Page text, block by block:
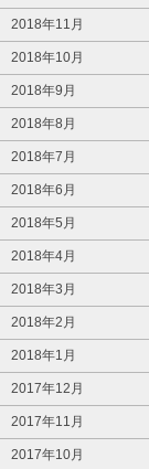
2018年11月
2018年10月
2018年9月
2018年8月
2018年7月
2018年6月
2018年5月
2018年4月
2018年3月
2018年2月
2018年1月
2017年12月
2017年11月
2017年10月